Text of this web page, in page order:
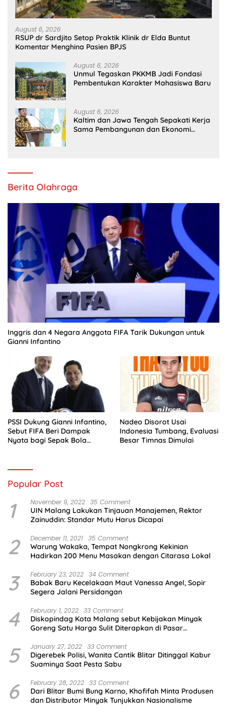
August 6, 2026
RSUP dr Sardjito Setop Praktik Klinik dr Elda Buntut
Komentar Menghina Pasien BPJS
August 6, 2026
Unmul Tegaskan PKKMB Jadi Fondasi
Pembentukan Karakter Mahasiswa Baru
August 6, 2026
Kaltim dan Jawa Tengah Sepakati Kerja
Sama Pembangunan dan Ekonomi
Berita Olahraga
Inggris dan 4 Negara Anggota FIFA Tarik Dukungan untuk
Gianni Infantino
PSSI Dukung Gianni Infantino,
Sebut FIFA Beri Dampak
Nyata bagi Sepak Bola
Nadeo Disorot Usai
Indonesia Tumbang, Evaluasi
Besar Timnas Dimulai
Popular Post
1 November 9, 2022 35 Comment
UIN Malang Lakukan Tinjauan Manajemen, Rektor
Zainuddin: Standar Mutu Harus Dicapai
2 December 11, 2021 35 Comment
Warung Wakaka, Tempat Nongkrong Kekinian
Hadirkan 200 Menu Masakan dengan Citarasa Lokal
3 February 23, 2022 34 Comment
Babak Baru Kecelakaan Maut Vanessa Angel, Sopir
Segera Jalani Persidangan
4 February 1, 2022 33 Comment
Diskopindag Kota Malang sebut Kebijakan Minyak
Goreng Satu Harga Sulit Diterapkan di Pasar
5 January 27, 2022 33 Comment
Digerebek Polisi, Wanita Cantik Blitar Ditinggal Kabur
Suaminya Saat Pesta Sabu
6 February 28, 2022 33 Comment
Dari Blitar Bumi Bung Karno, Khofifah Minta Produsen
dan Distributor Minyak Tunjukkan Nasionalisme